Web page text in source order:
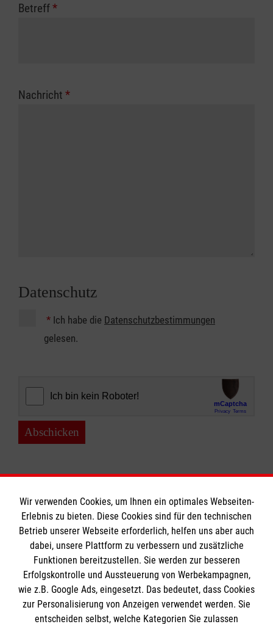
Betreff*
Nachricht *
Datenschutz
* Ich habe die Datenschutzbestimmungen
gelesen.
Abschicken
Informationen
Impressum
Datenschutz
Barrierefreiheit
Die Malteser
Wir verwenden Cookies, um Ihnen ein optimales Webseiten-
Erlebnis zu bieten. Diese Cookies sind für den technischen
Betrieb unserer Webseite erforderlich, helfen uns aber auch
dabei, unsere Plattform zu verbessern und zusätzliche
Funktionen bereitzustellen. Sie werden zur besseren
Erfolgskontrolle und Aussteuerung von Werbekampagnen,
wie z.B. Google Ads, eingesetzt. Das bedeutet, dass Cookies
zur Personalisierung von Anzeigen verwendet werden. Sie
entscheiden selbst, welche Kategorien Sie zulassen